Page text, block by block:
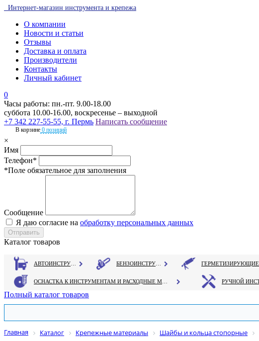
Интернет-магазин инструмента и крепежа
О компании
Новости и статьи
Отзывы
Доставка и оплата
Производители
Контакты
Личный кабинет
0
Часы работы: пн.-пт. 9.00-18.00
суббота 10.00-16.00, воскресенье – выходной
+7 342 227-55-55, г. Пермь Написать сообщение
В корзине 0 позиций
×
Имя
Телефон*
*Поле обязательное для заполнения
Сообщение
Я даю согласие на обработку персональных данных
Каталог товаров
Полный каталог товаров
Главная Каталог Крепежные материалы Шайбы и кольца стопорные